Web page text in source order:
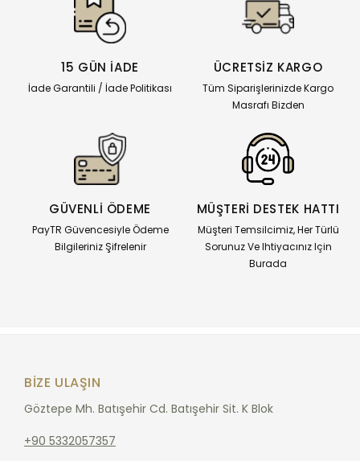
15 GÜN İADE
İade Garantili / İade Politikası
ÜCRETSİZ KARGO
Tüm Siparişlerinizde Kargo
Masrafı Bizden
GÜVENLİ ÖDEME
PayTR Güvencesiyle Ödeme
Bilgileriniz Şifrelenir
MÜŞTERİ DESTEK HATTI
Müşteri Temsilcimiz, Her Türlü
Sorunuz Ve Ihtiyacınız Için
Burada
BIZE ULAŞIN
Göztepe Mh. Batışehir Cd. Batışehir Sit. K Blok
+90 5332057357